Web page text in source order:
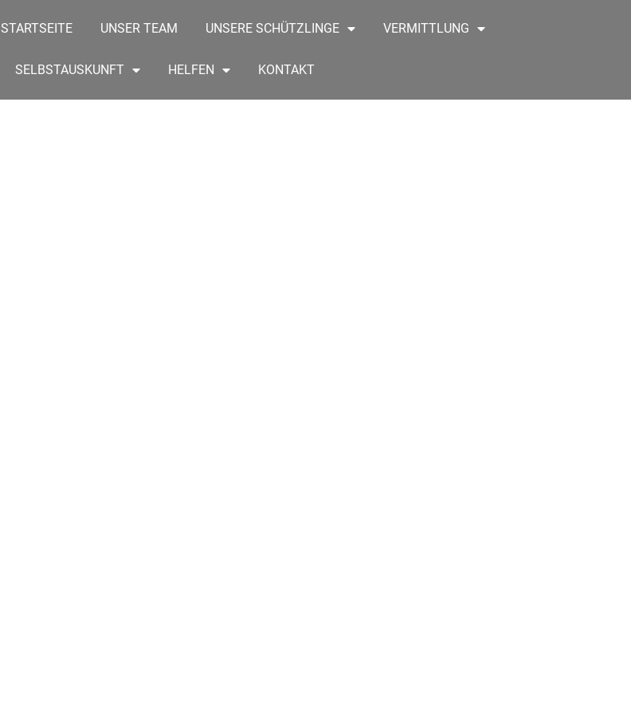
STARTSEITE UNSER TEAM UNSERE SCHÜTZLINGE VERMITTLUNG
SELBSTAUSKUNFT HELFEN KONTAKT